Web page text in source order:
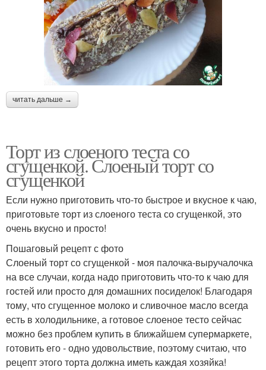
читать дальше →
Торт из слоеного теста со
сгущенкой. Слоеный торт со
сгущенкой
Если нужно приготовить что-то быстрое и вкусное к чаю,
приготовьте торт из слоеного теста со сгущенкой, это
очень вкусно и просто!
Пошаговый рецепт с фото
Слоеный торт со сгущенкой - моя палочка-выручалочка
на все случаи, когда надо приготовить что-то к чаю для
гостей или просто для домашних посиделок! Благодаря
тому, что сгущенное молоко и сливочное масло всегда
есть в холодильнике, а готовое слоеное тесто сейчас
можно без проблем купить в ближайшем супермаркете,
готовить его - одно удовольствие, поэтому считаю, что
рецепт этого торта должна иметь каждая хозяйка!